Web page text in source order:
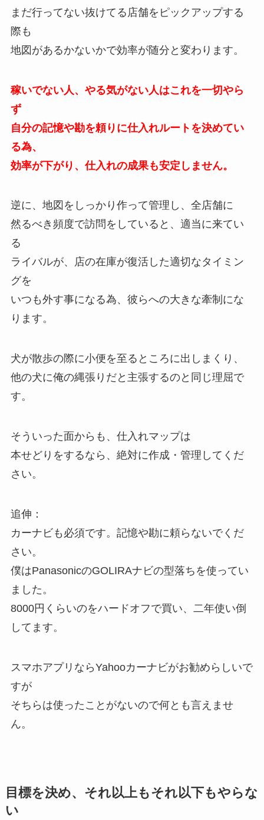
まだ行ってない抜けてる店舗をピックアップする
際も
地図があるかないかで効率が随分と変わります。
稼いでない人、やる気がない人はこれを一切やら
ず
自分の記憶や勘を頼りに仕入れルートを決めてい
る為、
効率が下がり、仕入れの成果も安定しません。
逆に、地図をしっかり作って管理し、全店舗に
然るべき頻度で訪問をしていると、適当に来てい
る
ライバルが、店の在庫が復活した適切なタイミン
グを
いつも外す事になる為、彼らへの大きな牽制にな
ります。
犬が散歩の際に小便を至るところに出しまくり、
他の犬に俺の縄張りだと主張するのと同じ理屈で
す。
そういった面からも、仕入れマップは
本せどりをするなら、絶対に作成・管理してくだ
さい。
追伸：
カーナビも必須です。記憶や勘に頼らないでくだ
さい。
僕はPanasonicのGOLIRAナビの型落ちを使ってい
ました。
8000円くらいのをハードオフで買い、二年使い倒
してます。
スマホアプリならYahooカーナビがお勧めらしいで
すが
そちらは使ったことがないので何とも言えませ
ん。
目標を決め、それ以上もそれ以下もやらな
い